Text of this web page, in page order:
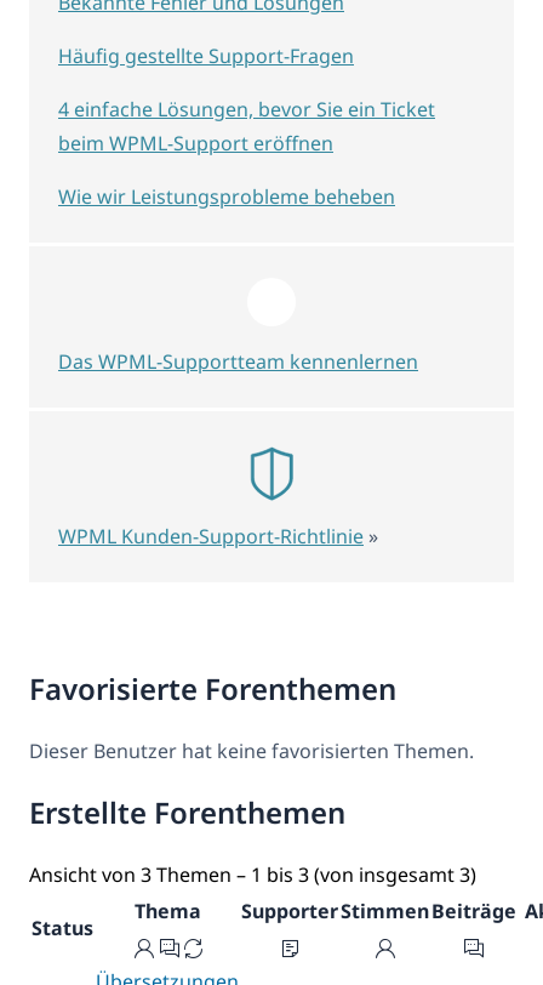
Favorisierte Forenthemen
Dieser Benutzer hat keine favorisierten Themen.
Erstellte Forenthemen
Ansicht von 3 Themen – 1 bis 3 (von insgesamt 3)
Status
Thema SupporterStimmenBeiträge
Häufig gestellte Support-Fragen
4 einfache Lösungen, bevor Sie ein Ticket
beim WPML-Support eröffnen
Wie wir Leistungsprobleme beheben
Das WPML-Supportteam kennenlernen
WPML Kunden-Support-Richtlinie »